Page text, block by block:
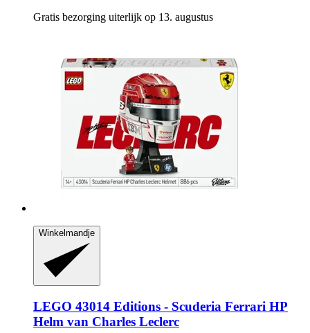
Gratis bezorging uiterlijk op 13. augustus
Winkelmandje
LEGO 43014 Editions -​ Scuderia Ferrari HP
Helm van Charles Leclerc